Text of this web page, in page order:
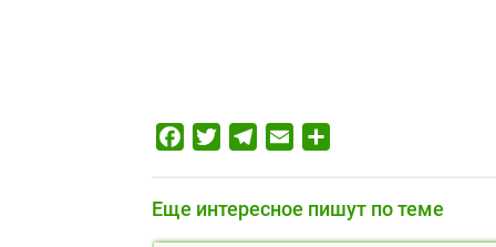
FacebookTwitterTelegram
Email
Еще интересное пишут по теме